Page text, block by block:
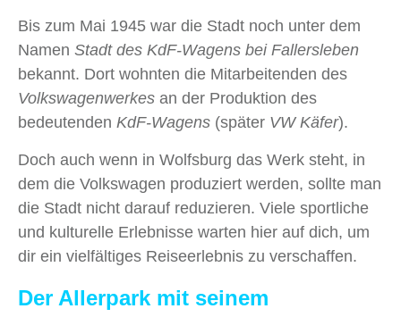
Bis zum Mai 1945 war die Stadt noch unter dem
Namen Stadt des KdF-Wagens bei Fallersleben
bekannt. Dort wohnten die Mitarbeitenden des
Volkswagenwerkes an der Produktion des
bedeutenden KdF-Wagens (später VW Käfer).
Doch auch wenn in Wolfsburg das Werk steht, in
dem die Volkswagen produziert werden, sollte man
die Stadt nicht darauf reduzieren. Viele sportliche
und kulturelle Erlebnisse warten hier auf dich, um
dir ein vielfältiges Reiseerlebnis zu verschaffen.
Der Allerpark mit seinem